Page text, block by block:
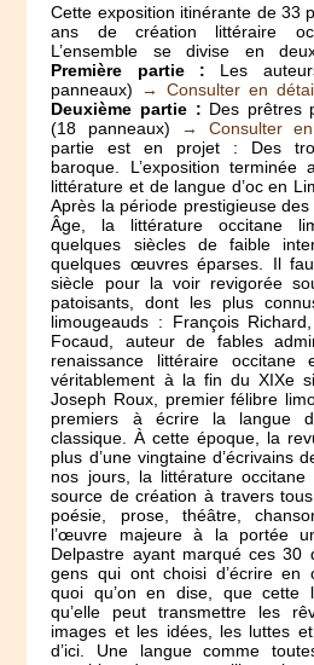
Cette exposition itinérante de 33
ans de création littéraire
L’ensemble se divise en
Première partie : Les
panneaux)
→ Consulter en
Deuxième partie : Des prêtres
(18 panneaux)
→ Consulter
partie est en projet : Des
baroque. L’exposition
littérature et de langue d’oc en
Après la période prestigieuse
Âge, la littérature occitane
quelques siècles de faible
quelques œuvres éparses. Il
siècle pour la voir revigorée
patoisants, dont les plus
limougeauds : François
Focaud, auteur de fables
renaissance littéraire
véritablement à la fin du XIXe
Joseph Roux, premier félibre
premiers à écrire la langue
classique. À cette époque, la
plus d’une vingtaine d’écrivains
nos jours, la littérature occitane
source de création à travers
poésie, prose, théâtre,
l’œuvre majeure à la portée
Delpastre ayant marqué ces 30
gens qui ont choisi d’écrire en
quoi qu’on en dise, que cette
qu’elle peut transmettre les
images et les idées, les luttes
d’ici. Une langue comme